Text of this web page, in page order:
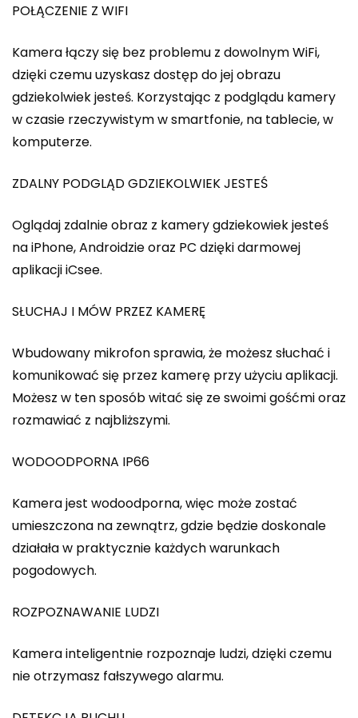
POŁĄCZENIE Z WIFI
Kamera łączy się bez problemu z dowolnym WiFi,
dzięki czemu uzyskasz dostęp do jej obrazu
gdziekolwiek jesteś. Korzystając z podglądu kamery
w czasie rzeczywistym w smartfonie, na tablecie, w
komputerze.
ZDALNY PODGLĄD GDZIEKOLWIEK JESTEŚ
Oglądaj zdalnie obraz z kamery gdziekowiek jesteś
na iPhone, Androidzie oraz PC dzięki darmowej
aplikacji iCsee.
SŁUCHAJ I MÓW PRZEZ KAMERĘ
Wbudowany mikrofon sprawia, że możesz słuchać i
komunikować się przez kamerę przy użyciu aplikacji.
Możesz w ten sposób witać się ze swoimi gośćmi oraz
rozmawiać z najbliższymi.
WODOODPORNA IP66
Kamera jest wodoodporna, więc może zostać
umieszczona na zewnątrz, gdzie będzie doskonale
działała w praktycznie każdych warunkach
pogodowych.
ROZPOZNAWANIE LUDZI
Kamera inteligentnie rozpoznaje ludzi, dzięki czemu
nie otrzymasz fałszywego alarmu.